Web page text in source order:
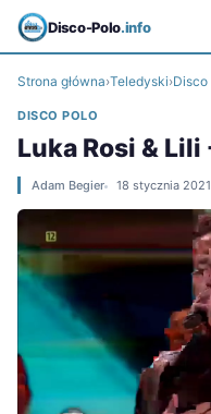
Disco-Polo.info
Strona główna›Teledyski›Disco
DISCO POLO
Luka Rosi &
Adam Begier 18 stycznia